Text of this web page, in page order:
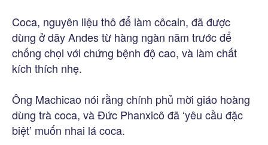
Coca, nguyên liệu thô để làm côcain, đã được
dùng ở dãy Andes từ hàng ngàn năm trước để
chống chọi với chứng bệnh độ cao, và làm chất
kích thích nhẹ.
Ông Machicao nói rằng chính phủ mời giáo hoàng
dùng trà coca, và Đức Phanxicô đã ‘yêu cầu đặc
biệt’ muốn nhai lá coca.